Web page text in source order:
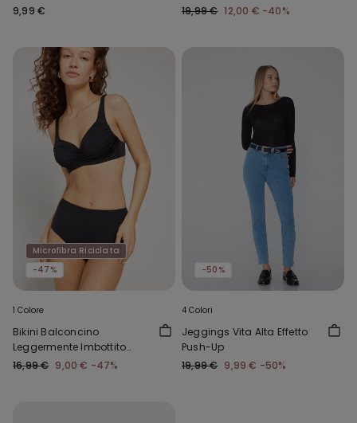
9,99 €
19,99 € 12,00 € -40%
Microfibra Riciclata
-47%
1 Colore
Bikini Balconcino
Leggermente Imbottito
Arriccio Riciclato
16,99 € 9,00 € -47%
-50%
4 Colori
Jeggings Vita Alta Effetto
Push-Up
19,99 € 9,99 € -50%